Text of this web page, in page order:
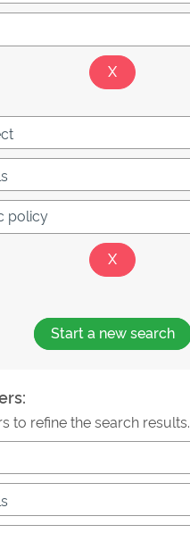
Start a new search
to refine the search results.